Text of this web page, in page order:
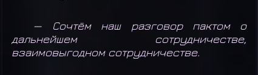
—
Сочтём наш разговор пактом о
дальнейшем сотрудничестве,
взаимовыгодном сотрудничестве.